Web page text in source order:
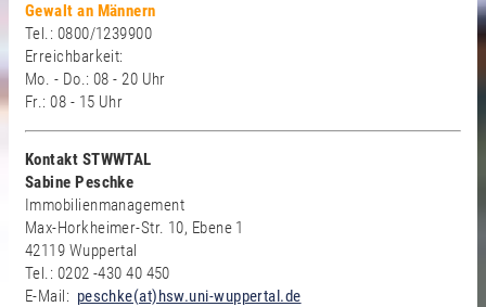
Gewalt an Männern
Tel.: 0800/1239900
Erreichbarkeit:
Mo. - Do.: 08 - 20 Uhr
Fr.: 08 - 15 Uhr
Kontakt STWWTAL
Sabine Peschke
Immobilienmanagement
Max-Horkheimer-Str. 10, Ebene 1
42119 Wuppertal
Tel.: 0202 -430 40 450
E-Mail: peschke(at)hsw.uni-wuppertal.de